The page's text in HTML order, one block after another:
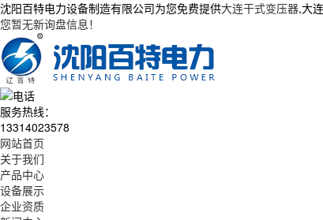
沈阳百特电力设备制造有限公司为您免费提供大连干式变压器,大
您暂无新询盘信息！
服务热线：
13314023578
网站首页
关于我们
产品中心
设备展示
企业资质